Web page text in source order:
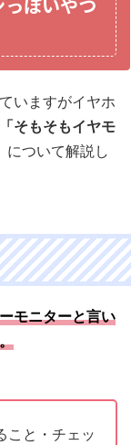
いますがイヤホ
「そもそもイヤモ
について解説し
モニターと言い
こと・チェッ